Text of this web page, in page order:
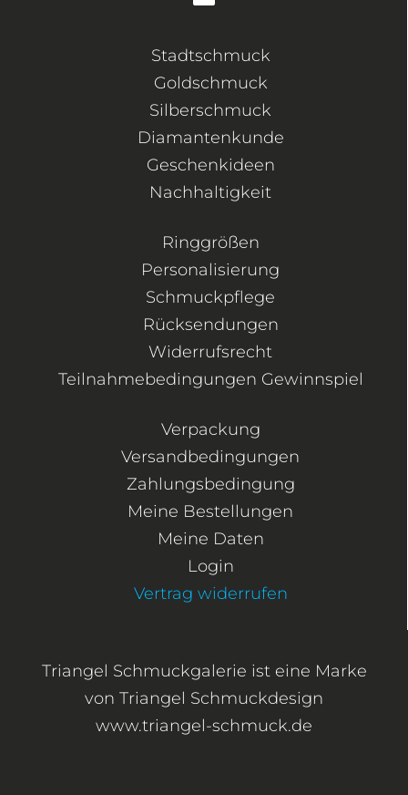
Stadtschmuck
Goldschmuck
Silberschmuck
Diamantenkunde
Geschenkideen
Nachhaltigkeit
Ringgrößen
Personalisierung
Schmuckpflege
Rücksendungen
Widerrufsrecht
Teilnahmebedingungen Gewinnspiel
Verpackung
Versandbedingungen
Zahlungsbedingung
Meine Bestellungen
Meine Daten
Login
Vertrag widerrufen
Triangel Schmuckgalerie ist eine Marke
von Triangel Schmuckdesign
www.triangel-schmuck.de